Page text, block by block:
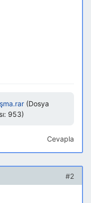
(Dosya
953)
Cevapla
#2